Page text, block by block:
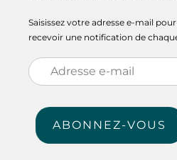
Saisissez votre adresse e-mail
recevoir une notification de
Adresse
e-
mail
ABONNEZ-VOUS